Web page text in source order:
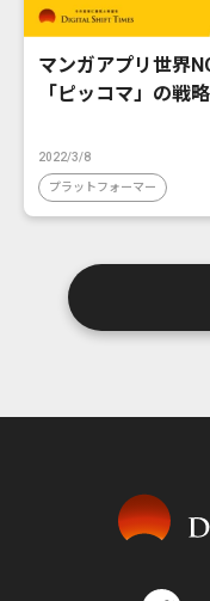
マンガアプリ世界
「ピッコマ」の戦略
2022/3/8
プラットフォーマー